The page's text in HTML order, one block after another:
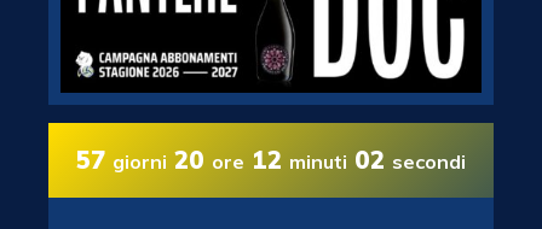
57 giorni 20 ore 12 minuti 01 secondi